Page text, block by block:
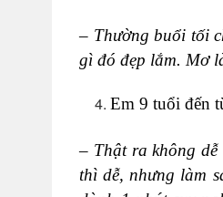
– Thường buổi tối
gì đó đẹp lắm. Mơ
Em 9 tuổi đến
– Thật ra không
thì dễ, nhưng làm